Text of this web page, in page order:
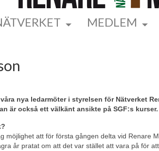
MEDLEM
nya ledarmöter i styrelsen för Nätverket
är också ett välkänt ansikte på SGF:s kurser.
möjlighet att för första gången delta vid Renare
år pratat om att det var stället att vara på för